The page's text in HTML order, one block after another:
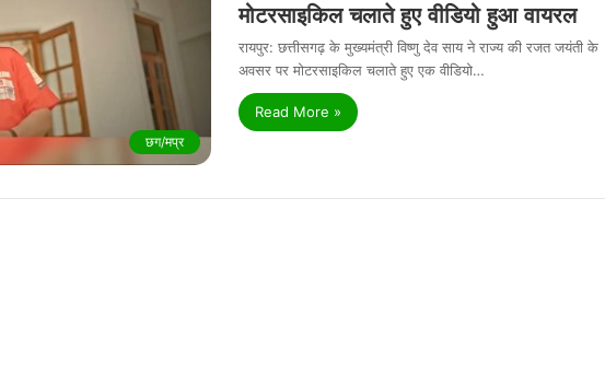
छग/मप्र
मोटरसाइकिल चलाते हुए वीडियो हुआ वायरल
रायपुर: छत्तीसगढ़ के मुख्यमंत्री विष्णु देव साय ने राज्य की रजत जयंती के
अवसर पर मोटरसाइकिल चलाते हुए एक वीडियो…
Read More »